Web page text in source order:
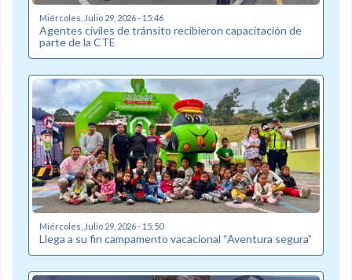
Miércoles, Julio 29, 2026 - 15:46
Agentes civiles de tránsito recibieron capacitación de
parte de la CTE
Miércoles, Julio 29, 2026 - 15:50
Llega a su fin campamento vacacional “Aventura segura”